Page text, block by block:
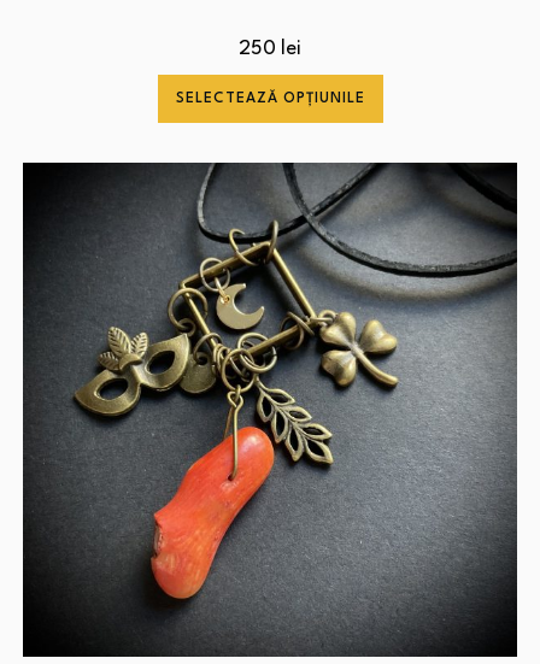
250 lei
SELECTEAZĂ OPȚIUNILE